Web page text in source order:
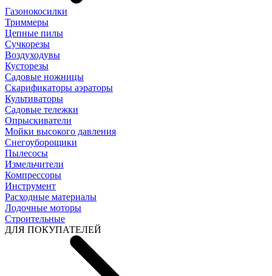
Газонокосилки
Триммеры
Цепные пилы
Cучкорезы
Воздуходувы
Кусторезы
Садовые ножницы
Скарификаторы аэраторы
Культиваторы
Садовые тележки
Опрыскиватели
Мойки высокого давления
Снегоуборощики
Пылесосы
Измельчители
Компрессоры
Инструмент
Расходные материалы
Лодочные моторы
Строительные
ДЛЯ ПОКУПАТЕЛЕЙ